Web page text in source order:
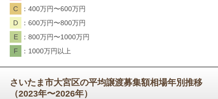
C
400万円〜600万円
D
600万円〜800万円
E
800万円〜1000万円
F
1000万円以上
さいたま市大宮区の平均譲渡募集額相場年別推移
（2023年〜2026年）